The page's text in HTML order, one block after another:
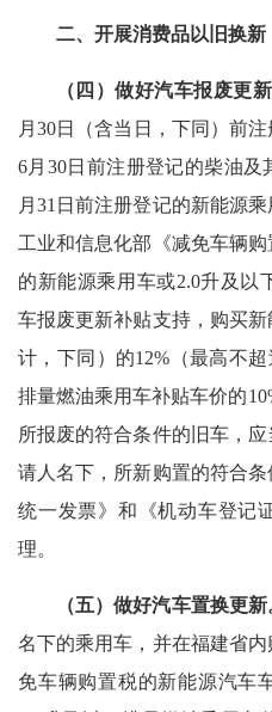
二、开展消费品以旧换新
（四）做好汽车报废更新
月30日（含当日，下同）前
6月30日前注册登记的柴油及
月31日前注册登记的新能源
工业和信息化部《减免车辆购
的新能源乘用车或2.0升及以
车报废更新补贴支持，购买
计，下同）的12%（最高不
排量燃油乘用车补贴车价的
所报废的符合条件的旧车，
请人名下，所新购置的符合
统一发票》和《机动车登记
理。
（五）做好汽车置换更新
名下的乘用车，并在福建省
免车辆购置税的新能源汽车